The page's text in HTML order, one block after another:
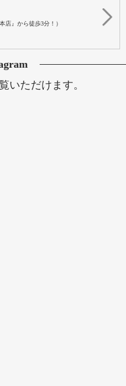
店』から徒歩3分！）
いただけます。